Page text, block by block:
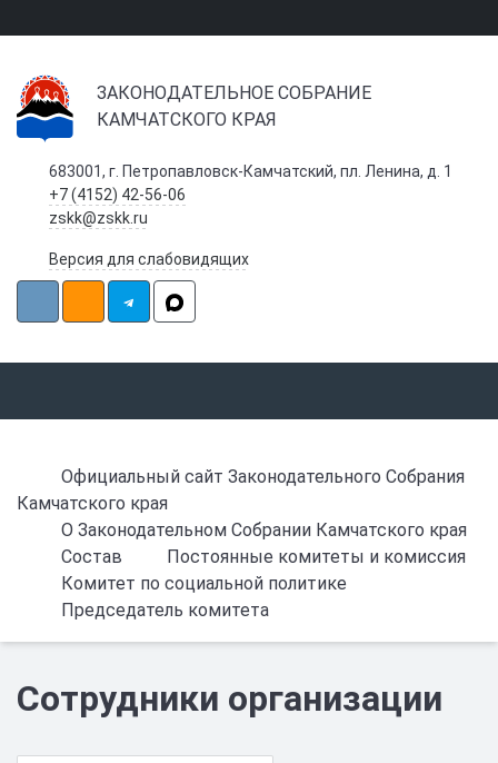
ЗАКОНОДАТЕЛЬНОЕ СОБРАНИЕ
КАМЧАТСКОГО КРАЯ
683001, г. Петропавловск-Камчатский, пл. Ленина, д. 1
+7 (4152) 42-56-06
zskk@zskk.ru
Версия для слабовидящих
Официальный сайт Законодательного Собрания
Камчатского края
О Законодательном Собрании Камчатского края
Состав
Постоянные комитеты и комиссия
Комитет по социальной политике
Председатель комитета
Сотрудники организации